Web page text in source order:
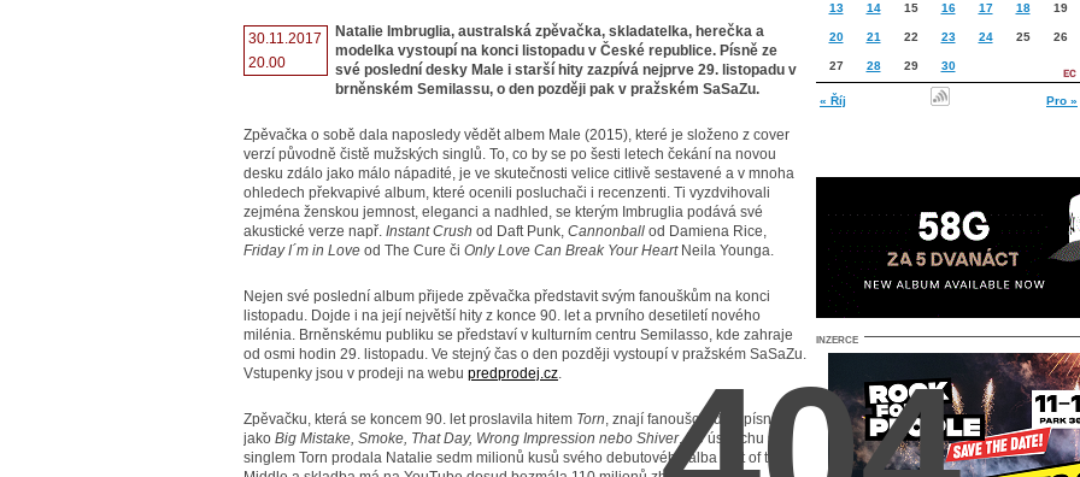
30.11.2017
20.00
Natalie Imbruglia, australská zpěvačka, skladatelka, herečka a
modelka vystoupí na konci listopadu v České republice. Písně ze
své poslední desky Male i starší hity zazpívá nejprve 29. listopadu v
brněnském Semilassu, o den později pak v pražském SaSaZu.
Zpěvačka o sobě dala naposledy vědět albem Male (2015), které je složeno z cover
verzí původně čistě mužských singlů. To, co by se po šesti letech čekání na novou
desku zdálo jako málo nápadité, je ve skutečnosti velice citlivě sestavené a v mnoha
ohledech překvapivé album, které ocenili posluchači i recenzenti. Ti vyzdvihovali
zejména ženskou jemnost, eleganci a nadhled, se kterým Imbruglia podává své
akustické verze např. Instant Crush od Daft Punk, Cannonball od Damiena Rice,
Friday I´m in Love od The Cure či Only Love Can Break Your HeartNeila Younga.
Nejen své poslední album přijede zpěvačka představit svým fanouškům na konci
listopadu. Dojde i na její největší hity z konce 90. let a prvního desetiletí nového
milénia. Brněnskému publiku se představí v kulturním centru Semilasso, kde zahraje
od osmi hodin 29. listopadu. Ve stejný čas o den později vystoupí v pražském SaSaZu.
Vstupenky jsou v prodeji na webu predprodej.cz.
Zpěvačku, která se koncem 90. let proslavila hitem Torn, znají fanoušci i díky písním
jako Big Mistake, Smoke, That Day, Wrong Impression nebo Shiver. Po úspěchu se
singlem Torn prodala Natalie sedm milionů kusů svého debutového alba Left of the
13 14 15 16 17 18 19
20 21 22 23 24 25 26
27 28 29 30
« Říj Pro »
INZERCE